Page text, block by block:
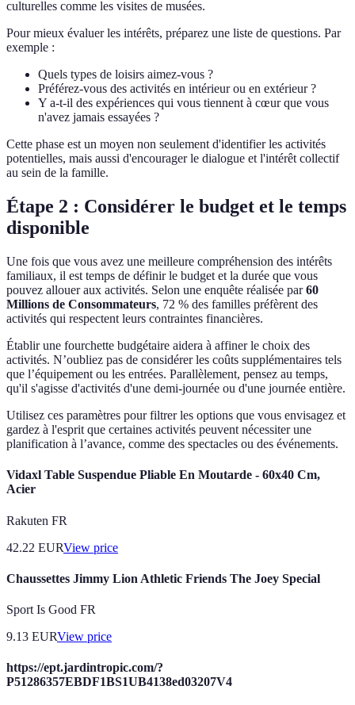
culturelles comme les visites de musées.
Pour mieux évaluer les intérêts, préparez une liste de questions. Par
exemple :
Quels types de loisirs aimez-vous ?
Préférez-vous des activités en intérieur ou en extérieur ?
Y a-t-il des expériences qui vous tiennent à cœur que vous
n'avez jamais essayées ?
Cette phase est un moyen non seulement d'identifier les activités
potentielles, mais aussi d'encourager le dialogue et l'intérêt collectif
au sein de la famille.
Étape 2 : Considérer le budget et le temps
disponible
Une fois que vous avez une meilleure compréhension des intérêts
familiaux, il est temps de définir le budget et la durée que vous
pouvez allouer aux activités. Selon une enquête réalisée par60
Millions de Consommateurs, 72 % des familles préfèrent des
activités qui respectent leurs contraintes financières.
Établir une fourchette budgétaire aidera à affiner le choix des
activités. N’oubliez pas de considérer les coûts supplémentaires tels
que l’équipement ou les entrées. Parallèlement, pensez au temps,
qu'il s'agisse d'activités d'une demi-journée ou d'une journée entière.
Utilisez ces paramètres pour filtrer les options que vous envisagez et
gardez à l'esprit que certaines activités peuvent nécessiter une
planification à l’avance, comme des spectacles ou des événements.
Vidaxl Table Suspendue Pliable En Moutarde - 60x40 Cm,
Acier
Rakuten FR
42.22 EURView price
Chaussettes Jimmy Lion Athletic Friends The Joey Special
Sport Is Good FR
9.13 EURView price
https://ept.jardintropic.com/?
P51286357EBDF1BS1UB4138ed03207V4